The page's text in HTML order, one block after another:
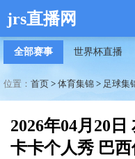
jrs直播网
全部赛事 世界杯直播
位置： 首页 > 体育集锦 > 足球集
2026年04月20
卡卡个人秀 巴